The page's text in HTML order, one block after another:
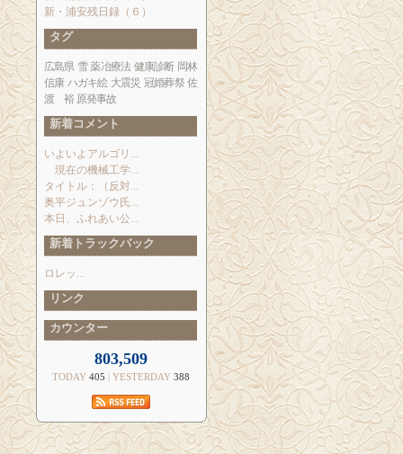
新・浦安残日録（６）
タグ
広島県 雪 薬冶療法 健康診断 岡林
信康 ハガキ絵 大震災 冠婚葬祭 佐
渡 裕 原発事故
新着コメント
いよいよアルゴリ...
現在の機械工学...
タイトル：（反対...
奥平ジュンゾウ氏...
本日、ふれあい公...
新着トラックバック
ロレッ...
リンク
カウンター
803,509
TODAY 405 | YESTERDAY 388